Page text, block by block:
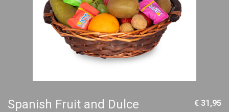
Spanish Fruit and Dulce € 31,95